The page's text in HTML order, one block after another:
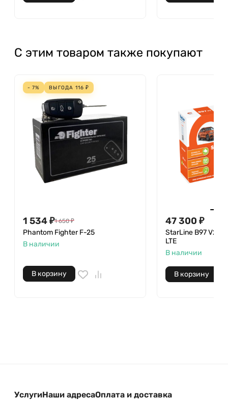
С этим товаром также покупают
- 7% ВЫГОДА 116 ₽
1 534₽1 650 ₽
Phantom Fighter F-25
В наличии
В корзину
47 300 ₽
StarLine B97 V2
LTE
В наличии
В корзину
УслугиНаши адресаОплата и доставка